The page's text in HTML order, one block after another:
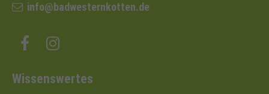
info@badwesternkotten.de
Wissenswertes